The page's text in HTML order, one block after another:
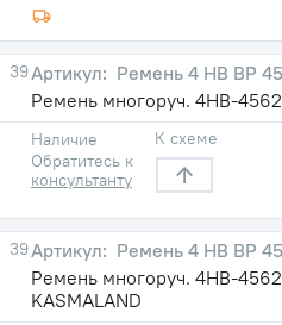
39
Ремень 4 HB BP
Ремень многоруч. 4НВ-
Наличие
Обратитесь к
консультанту
К схеме
39
Ремень 4 HB BP
Ремень многоруч. 4НВ-
KASMALAND